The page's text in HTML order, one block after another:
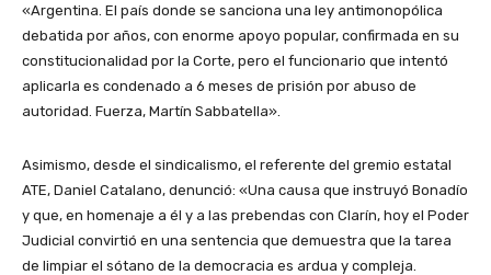
«Argentina. El país donde se sanciona una ley antimonopólica
debatida por años, con enorme apoyo popular, confirmada en su
constitucionalidad por la Corte, pero el funcionario que intentó
aplicarla es condenado a 6 meses de prisión por abuso de
autoridad. Fuerza, Martín Sabbatella».
Asimismo, desde el sindicalismo, el referente del gremio estatal
ATE, Daniel Catalano, denunció: «Una causa que instruyó Bonadío
y que, en homenaje a él y a las prebendas con Clarín, hoy el Poder
Judicial convirtió en una sentencia que demuestra que la tarea
de limpiar el sótano de la democracia es ardua y compleja.